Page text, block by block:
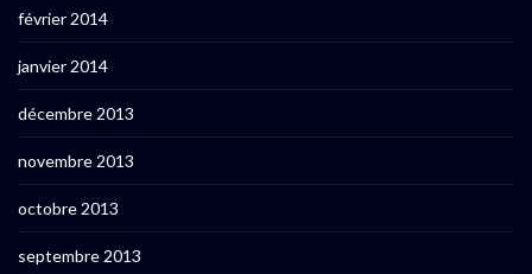
février 2014
janvier 2014
décembre 2013
novembre 2013
octobre 2013
septembre 2013